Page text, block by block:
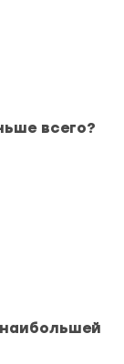
всего?